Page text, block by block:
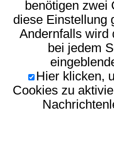
benötigen zwei
diese Einstellung
Andernfalls wird
bei jedem
Hier klicken,
Cookies zu